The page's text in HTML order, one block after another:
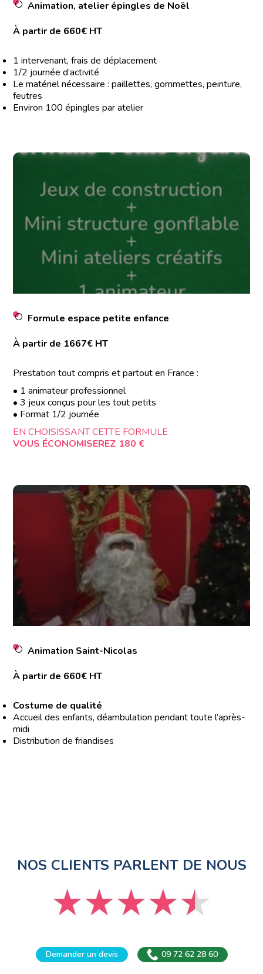
Animation, atelier épingles de Noël
À partir de 660€ HT
1 intervenant, frais de déplacement
1/2 journée d’activité
Le matériel nécessaire : paillettes, gommettes, peinture,
feutres
Environ 100 épingles par atelier
Formule espace petite enfance
À partir de 1667€ HT
Prestation tout compris et partout en France :
• 1 animateur professionnel
• 3 jeux conçus pour les tout petits
• Format 1/2 journée
EN CHOISISSANT CETTE FORMULE
VOUS ÉCONOMISEREZ 180 €
Animation Saint-Nicolas
À partir de 660€ HT
Costume de qualité
Accueil des enfants, déambulation pendant toute l’après-
midi
Distribution de friandises
NOS CLIENTS PARLENT DE NOUS
Demander un devis 09 72 62 28 60